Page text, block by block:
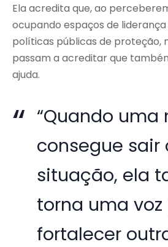
Ela acredita que, ao
ocupando espaços de
políticas públicas de proteção,
passam a acreditar que
ajuda.
“Quando uma
consegue sair
situação, ela
torna uma voz
fortalecer